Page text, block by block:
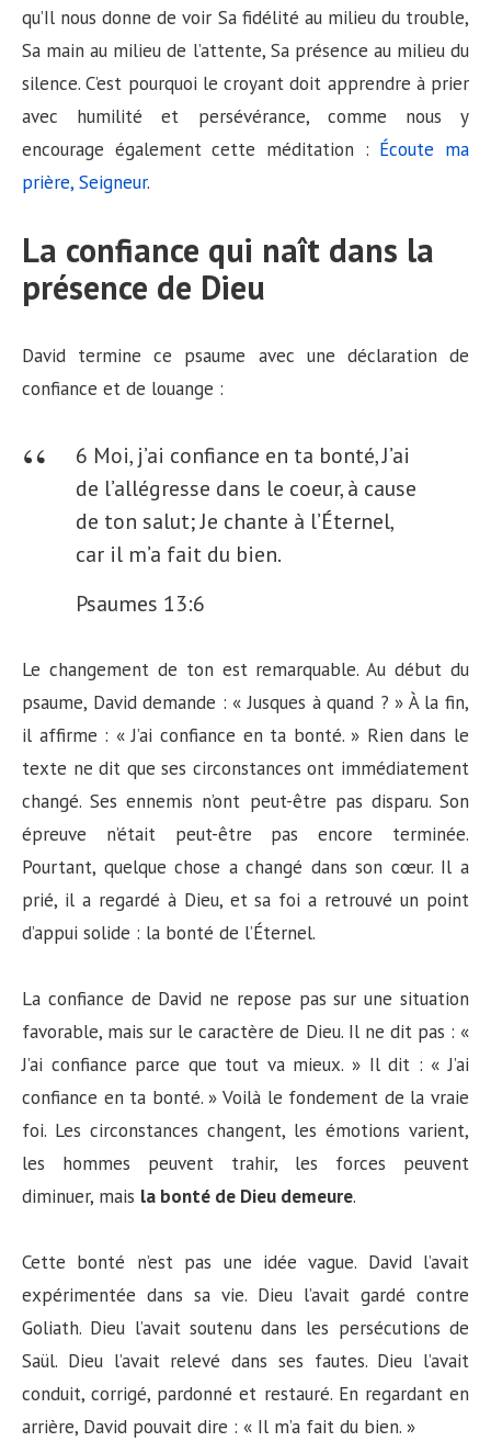
qu’Il nous donne de voir Sa fidélité au milieu du trouble,
Sa main au milieu de l’attente, Sa présence au milieu du
silence. C’est pourquoi le croyant doit apprendre à prier
avec humilité et persévérance, comme nous y
encourage également cette méditation : Écoute ma
prière, Seigneur.
La confiance qui naît dans la
présence de Dieu
David termine ce psaume avec une déclaration de
confiance et de louange :
6 Moi, j’ai confiance en ta bonté, J’ai
de l’allégresse dans le coeur, à cause
de ton salut; Je chante à l’Éternel,
car il m’a fait du bien.
Psaumes 13:6
Le changement de ton est remarquable. Au début du
psaume, David demande : « Jusques à quand ? » À la fin,
il affirme : « J’ai confiance en ta bonté. » Rien dans le
texte ne dit que ses circonstances ont immédiatement
changé. Ses ennemis n’ont peut-être pas disparu. Son
épreuve n’était peut-être pas encore terminée.
Pourtant, quelque chose a changé dans son cœur. Il a
prié, il a regardé à Dieu, et sa foi a retrouvé un point
d’appui solide : la bonté de l’Éternel.
La confiance de David ne repose pas sur une situation
favorable, mais sur le caractère de Dieu. Il ne dit pas : «
J’ai confiance parce que tout va mieux. » Il dit : « J’ai
confiance en ta bonté. » Voilà le fondement de la vraie
foi. Les circonstances changent, les émotions varient,
les hommes peuvent trahir, les forces peuvent
diminuer, mais la bonté de Dieu demeure.
Cette bonté n’est pas une idée vague. David l’avait
expérimentée dans sa vie. Dieu l’avait gardé contre
Goliath. Dieu l’avait soutenu dans les persécutions de
Saül. Dieu l’avait relevé dans ses fautes. Dieu l’avait
conduit, corrigé, pardonné et restauré. En regardant en
arrière, David pouvait dire : « Il m’a fait du bien. »